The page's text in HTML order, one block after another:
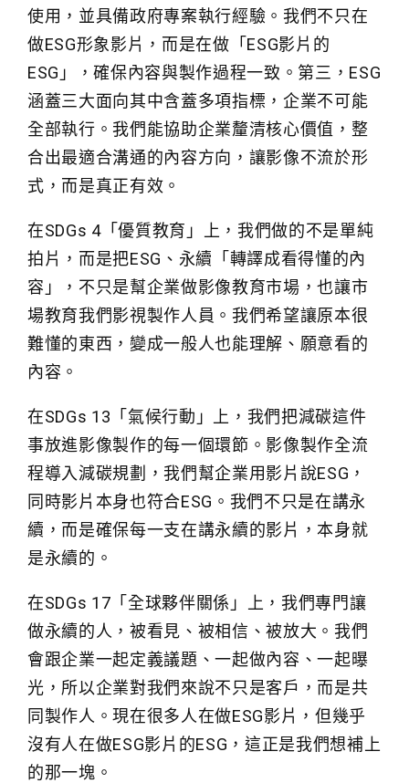
使用，並具備政府專案執行經驗。我們不只在
做ESG形象影片，而是在做「ESG影片的
ESG」，確保內容與製作過程一致。第三，ESG
涵蓋三大面向其中含蓋多項指標，企業不可能
全部執行。我們能協助企業釐清核心價值，整
合出最適合溝通的內容方向，讓影像不流於形
式，而是真正有效。
在SDGs 4「優質教育」上，我們做的不是單純
拍片，而是把ESG、永續「轉譯成看得懂的內
容」，不只是幫企業做影像教育市場，也讓市
場教育我們影視製作人員。我們希望讓原本很
難懂的東西，變成一般人也能理解、願意看的
內容。
在SDGs 13「氣候行動」上，我們把減碳這件
事放進影像製作的每一個環節。影像製作全流
程導入減碳規劃，我們幫企業用影片說ESG，
同時影片本身也符合ESG。我們不只是在講永
續，而是確保每一支在講永續的影片，本身就
是永續的。
在SDGs 17「全球夥伴關係」上，我們專門讓
做永續的人，被看見、被相信、被放大。我們
會跟企業一起定義議題、一起做內容、一起曝
光，所以企業對我們來說不只是客戶，而是共
同製作人。現在很多人在做ESG影片，但幾乎
沒有人在做ESG影片的ESG，這正是我們想補上
的那一塊。